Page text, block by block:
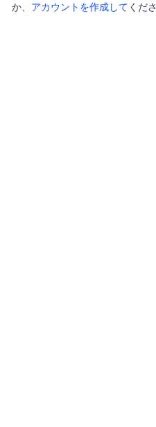
か、 アカウントを作成して くだ